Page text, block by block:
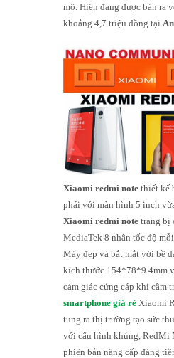
mộ. Hiện đang được bán ra
khoảng 4,7 triệu đồng tại
Xiaomi redmi note thiết kế
phái với màn hình 5 inch
Xiaomi redmi note trang bị
MediaTek 8 nhân tốc độ
Máy đẹp và bắt mắt với bề
kích thước 154*78*9.4mm
cảm giác cứng cáp khi cầm
smartphone giá rẻ Xiaomi
tung ra thị trường tạo sức
với cấu hình khủng, RedMi
phiên bản nâng cấp đáng